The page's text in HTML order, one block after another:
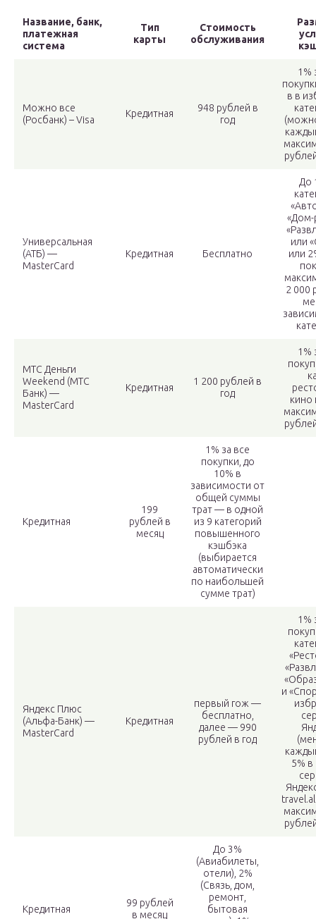
Название, банк,
платежная
система
Тип
карты
Стоимость
обслуживания
Можно все
(Росбанк) – Visa
Кредитная
948 рублей в
год
1%
в в
Универсальная
(АТБ) —
MasterCard
Кредитная Бесплатно
До
«Дом-
или
или
2 000
МТС Деньги
Weekend (МТС
Банк) —
MasterCard
Кредитная
1 200 рублей в
год
1%
кино
Кредитная
199
рублей в
месяц
1% за все
покупки, до
10% в
зависимости от
общей суммы
трат — в одной
из 9 категорий
повышенного
кэшбэка
(выбирается
автоматически
по наибольшей
сумме трат)
Яндекс Плюс
(Альфа-Банк) —
MasterCard
Кредитная
первый гож —
бесплатно,
далее — 990
рублей в год
1%
и
5% в
Кредитная
99 рублей
в месяц
До 3%
(Авиабилеты,
отели), 2%
(Связь, дом,
ремонт,
бытовая